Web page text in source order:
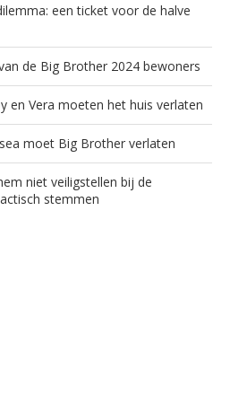
een ticket voor de halve
de Big Brother 2024 bewoners
en Vera moeten het huis verlaten
moet Big Brother verlaten
niet veiligstellen bij de
stemmen